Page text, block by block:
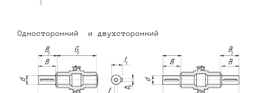
Односторонний и двухсторонний